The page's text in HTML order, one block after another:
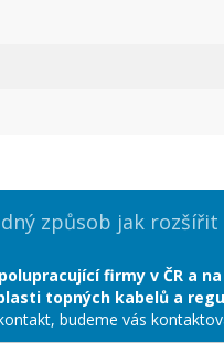
způsob jak rozšířit
firmy v ČR a na
topných kabelů a
budeme vás